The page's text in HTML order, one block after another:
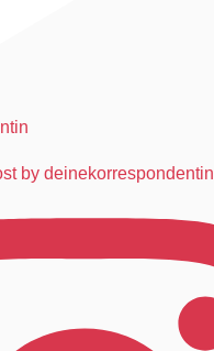
by deinekorrespondentin